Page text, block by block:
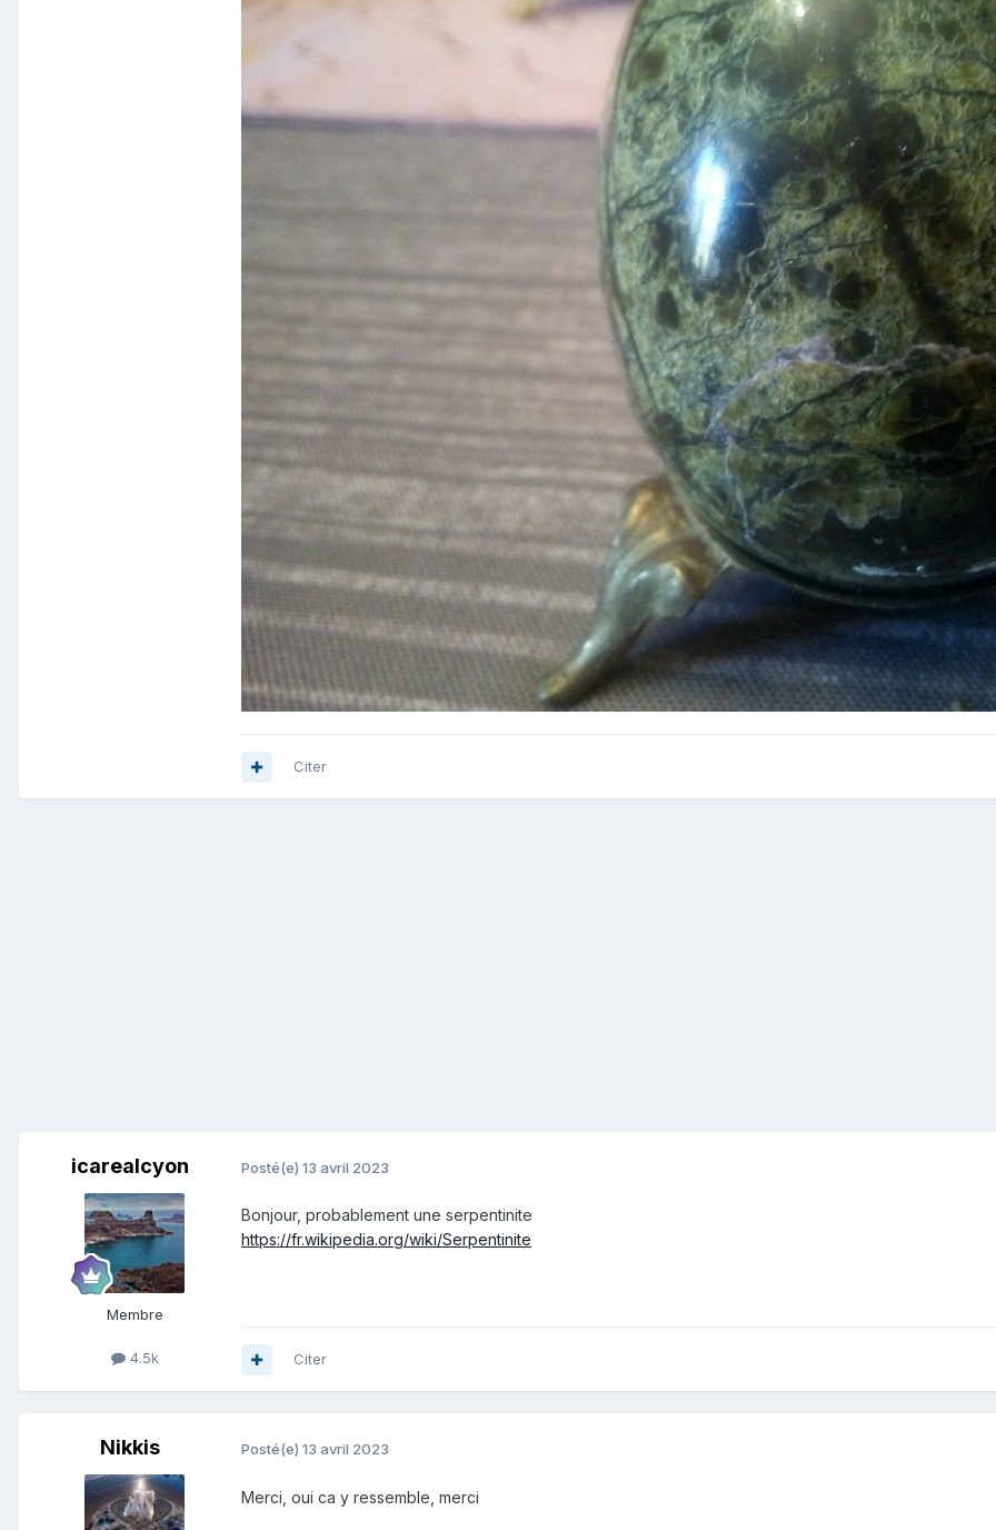
Citer
icarealcyon
Membre
4.5k
Posté(e) 13 avril 2023
Bonjour, probablement une serpentinite
https://fr.wikipedia.org/wiki/Serpentinite
Citer
Nikkis Posté(e) 13 avril 2023
Merci, oui ca y ressemble, merci